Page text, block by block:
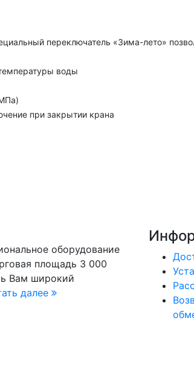
переключатель «Зима-лето»
воды
при закрытии крана
оборудование
площадь 3 000
Вам широкий
далее